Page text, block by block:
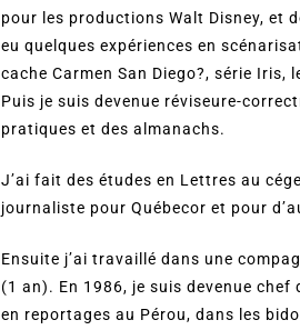
pour les productions Walt Disney, et
eu quelques expériences en
cache Carmen San Diego?, série Iris,
Puis je suis devenue réviseure-
pratiques et des almanachs.
J’ai fait des études en Lettres au
journaliste pour Québecor et pour
Ensuite j’ai travaillé dans une
(1 an). En 1986, je suis devenue
en reportages au Pérou, dans les